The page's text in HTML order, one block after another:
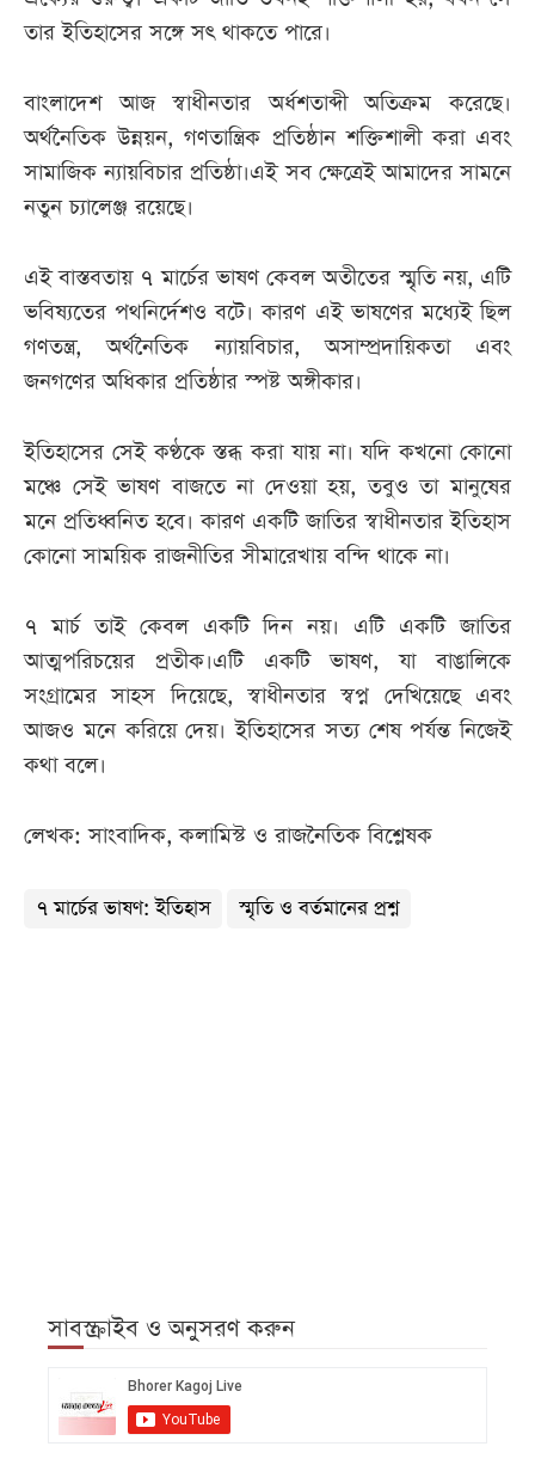
তার ইতিহাসের সঙ্গে সৎ থাকতে পারে।
বাংলাদেশ আজ স্বাধীনতার অর্ধশতাব্দী অতিক্রম করেছে।
অর্থনৈতিক উন্নয়ন, গণতান্ত্রিক প্রতিষ্ঠান শক্তিশালী করা এবং
সামাজিক ন্যায়বিচার প্রতিষ্ঠা।এই সব ক্ষেত্রেই আমাদের সামনে
নতুন চ্যালেঞ্জ রয়েছে।
এই বাস্তবতায় ৭ মার্চের ভাষণ কেবল অতীতের স্মৃতি নয়, এটি
ভবিষ্যতের পথনির্দেশও বটে। কারণ এই ভাষণের মধ্যেই ছিল
গণতন্ত্র, অর্থনৈতিক ন্যায়বিচার, অসাম্প্রদায়িকতা এবং
জনগণের অধিকার প্রতিষ্ঠার স্পষ্ট অঙ্গীকার।
ইতিহাসের সেই কণ্ঠকে স্তব্ধ করা যায় না। যদি কখনো কোনো
মঞ্চে সেই ভাষণ বাজতে না দেওয়া হয়, তবুও তা মানুষের
মনে প্রতিধ্বনিত হবে। কারণ একটি জাতির স্বাধীনতার ইতিহাস
কোনো সাময়িক রাজনীতির সীমারেখায় বন্দি থাকে না।
৭ মার্চ তাই কেবল একটি দিন নয়। এটি একটি জাতির
আত্মপরিচয়ের প্রতীক।এটি একটি ভাষণ, যা বাঙালিকে
সংগ্রামের সাহস দিয়েছে, স্বাধীনতার স্বপ্ন দেখিয়েছে এবং
আজও মনে করিয়ে দেয়। ইতিহাসের সত্য শেষ পর্যন্ত নিজেই
কথা বলে।
লেখক: সাংবাদিক, কলামিস্ট ও রাজনৈতিক বিশ্লেষক
৭ মার্চের ভাষণ: ইতিহাস স্মৃতি ও বর্তমানের প্রশ্ন
সাবস্ক্রাইব ও অনুসরণ করুন